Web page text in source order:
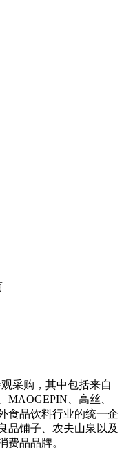
采购，其中包括来自
MAOGEPIN、高丝、
食品饮料行业的统一企
品铺子、农夫山泉以及
费品品牌。